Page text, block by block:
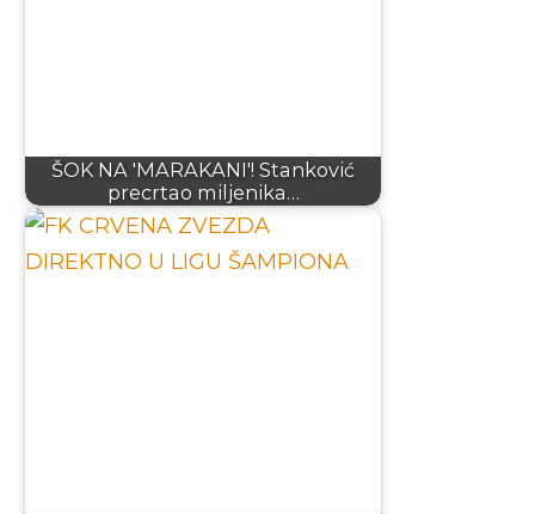
ŠOK NA 'MARAKANI'! Stanković
precrtao miljenika…